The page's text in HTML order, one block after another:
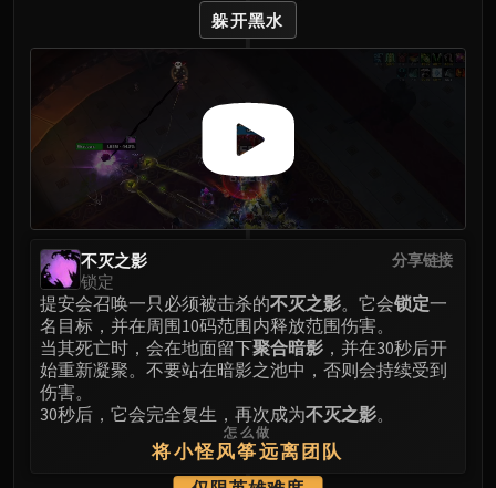
Northrend Beasts
Lord Jaraxxus
Faction Champions
Twin Val'kyr
Anub'Arak
ULDUAR
Flame Leviathan
Ignis
Assembly of Iron
Kologarn
Auriaya
Mimiron
Freya
Thorim
躲开黑水
分享链接
不灭之影
锁定
提安会召唤一只必须被击杀的不灭之影。它会锁定一
名目标，并在周围10码范围内释放范围伤害。
当其死亡时，会在地面留下聚合暗影 ，并在30秒后开
始重新凝聚。不要站在暗影之池中，否则会持续受到
伤害。
30秒后，它会完全复生，再次成为不灭之影。
怎么做
将小怪风筝远离团队